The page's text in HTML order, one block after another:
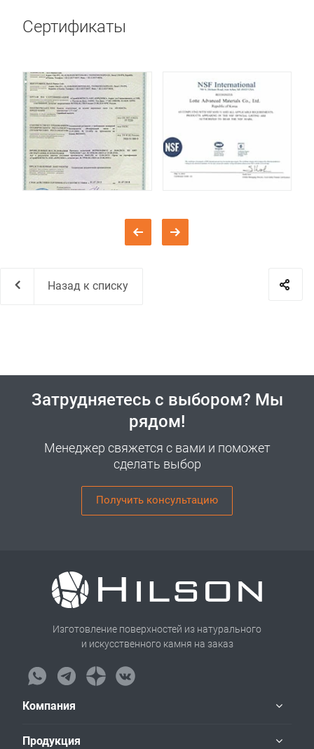
Сертификаты
Назад к списку
Затрудняетесь с выбором? Мы
рядом!
Менеджер свяжется с вами и поможет
сделать выбор
Получить консультацию
Изготовление поверхностей из натурального
и искусственного камня на заказ
Компания
Продукция